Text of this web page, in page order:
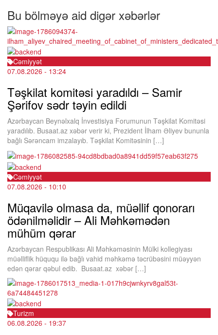
Bu bölməyə aid digər xəbərlər
Cəmiyyət
07.08.2026 - 13:24
Təşkilat komitəsi yaradıldı – Samir
Şərifov sədr təyin edildi
Azərbaycan Beynəlxalq İnvestisiya Forumunun Təşkilat Komitəsi
yaradılıb. Busaat.az xəbər verir ki, Prezident İlham Əliyev bununla
bağlı Sərəncam imzalayıb. Təşkilat Komitəsinin […]
Cəmiyyət
07.08.2026 - 10:10
Müqavilə olmasa da, müəllif qonorarı
ödənilməlidir – Ali Məhkəmədən
mühüm qərar
Azərbaycan Respublikası Ali Məhkəməsinin Mülki kollegiyası
müəlliflik hüququ ilə bağlı vahid məhkəmə təcrübəsini müəyyən
edən qərar qəbul edib. Busaat.az xəbər […]
Turizm
06.08.2026 - 19:37